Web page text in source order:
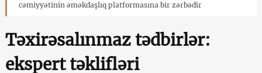
cəmiyyətinin əməkdaşlıq platformasına bir zərbədir
Təxirəsalınmaz tədbirlər:
ekspert təklifləri